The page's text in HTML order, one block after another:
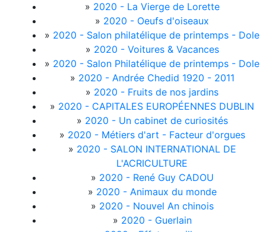
» 2020 - La Vierge de Lorette
» 2020 - Oeufs d'oiseaux
» 2020 - Salon philatélique de printemps - Dole
» 2020 - Voitures & Vacances
» 2020 - Salon Philatélique de printemps - Dole
» 2020 - Andrée Chedid 1920 - 2011
» 2020 - Fruits de nos jardins
» 2020 - CAPITALES EUROPÉENNES DUBLIN
» 2020 - Un cabinet de curiosités
» 2020 - Métiers d'art - Facteur d'orgues
» 2020 - SALON INTERNATIONAL DE
L'ACRICULTURE
» 2020 - René Guy CADOU
» 2020 - Animaux du monde
» 2020 - Nouvel An chinois
» 2020 - Guerlain